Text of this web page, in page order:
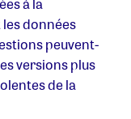
à la
données
peuvent-
versions plus
de la